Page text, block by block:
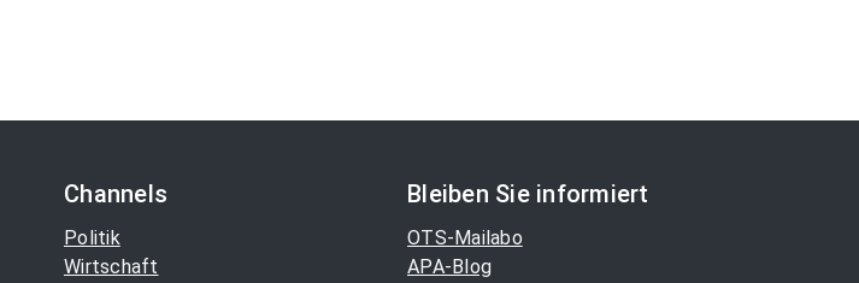
Channels
Politik
Wirtschaft
Bleiben Sie informiert
OTS-Mailabo
APA-Blog